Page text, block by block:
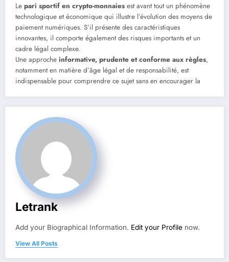
Le pari sportif en crypto-monnaies est avant tout un phénomène
technologique et économique qui illustre l’évolution des moyens de
paiement numériques. S’il présente des caractéristiques
innovantes, il comporte également des risques importants et un
cadre légal complexe.
Une approche informative, prudente et conforme aux règles,
notamment en matière d’âge légal et de responsabilité, est
indispensable pour comprendre ce sujet sans en encourager la
Letrank
Add your Biographical Information. Edit your Profile now.
View All Posts